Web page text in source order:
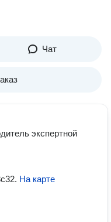
Чат
экспертной
. На карте